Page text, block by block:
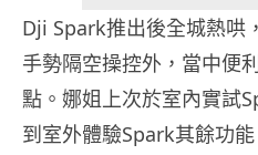
Dji Spark推出後全城熱哄
手勢隔空操控外，當中便
點。娜姐上次於室內實試
到室外體驗Spark其餘功